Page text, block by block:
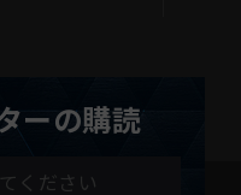
ーの購読